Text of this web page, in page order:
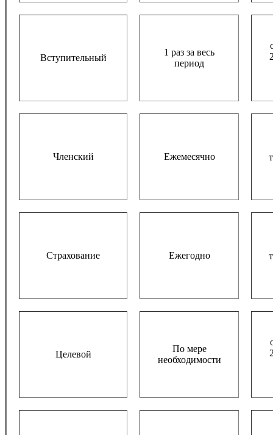
Вступительный
1 раз за весь
период
Членский Ежемесячно
Страхование Ежегодно
Целевой
По мере
необходимости